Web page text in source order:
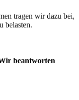
tragen wir dazu bei,
belasten.
beantworten